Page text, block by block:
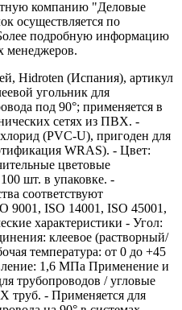
компанию "Деловые
осуществляется по
подробную информацию
менеджеров.
Hidroten (Испания), артикул
угольник для
под 90°; применяется в
сетях из ПВХ. -
(PVC-U), пригоден для
WRAS). - Цвет:
цветовые
шт. в упаковке. -
соответствуют
9001, ISO 14001, ISO 45001,
характеристики - Угол:
клеевое (растворный/
температура: от 0 до +45
1,6 МПа Применение и
трубопроводов / угловые
труб. - Применяется для